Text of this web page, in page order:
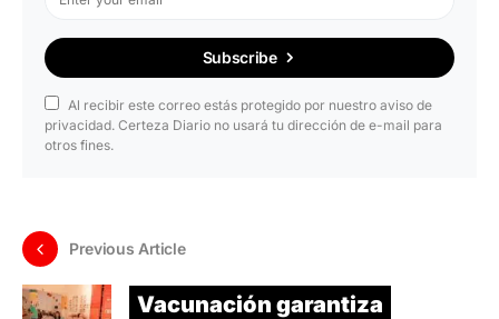
Subscribe
Al recibir este correo estás protegido por nuestro aviso de
privacidad. Certeza Diario no usará tu dirección de e-mail para
otros fines.
Previous Article
Vacunación garantiza